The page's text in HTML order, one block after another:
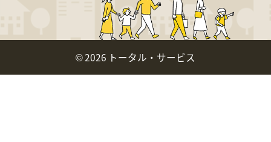
©2026 トータル・サービス